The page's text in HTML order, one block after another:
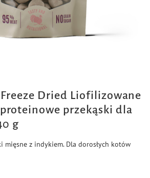
Dried Liofilizowane
przekąski dla
g
mięsne z indykiem. Dla dorosłych kotów